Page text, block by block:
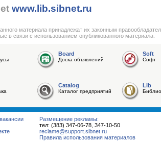
www.lib.sibnet.ru
материала принадлежат их законным
в связи с использованием опубликованного материала.
Board
Доска объявлений
Soft
Софт
Catalog
Каталог предприятий
Lib
Размещение рекламы:
тел: (383) 347-06-78, 347-10-50
reclame@support.sibnet.ru
Правила использования материалов